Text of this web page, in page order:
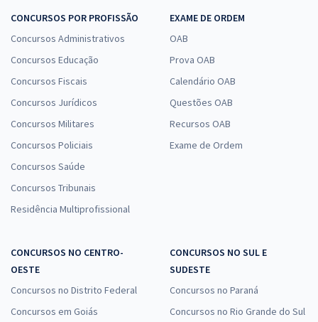
CONCURSOS POR PROFISSÃO
Concursos Administrativos
Concursos Educação
Concursos Fiscais
Concursos Jurídicos
Concursos Militares
Concursos Policiais
Concursos Saúde
Concursos Tribunais
Residência Multiprofissional
EXAME DE ORDEM
OAB
Prova OAB
Calendário OAB
Questões OAB
Recursos OAB
Exame de Ordem
CONCURSOS NO CENTRO-
OESTE
Concursos no Distrito Federal
Concursos em Goiás
CONCURSOS NO SUL E
SUDESTE
Concursos no Paraná
Concursos no Rio Grande do Sul